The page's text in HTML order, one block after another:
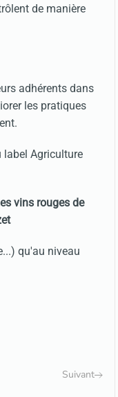
de manière
adhérents dans
les pratiques
label Agriculture
qu'au niveau
Suivant